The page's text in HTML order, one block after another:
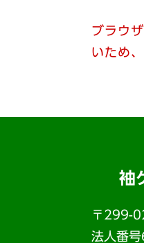
ブラウ
いため
袖
〒299-
法人番